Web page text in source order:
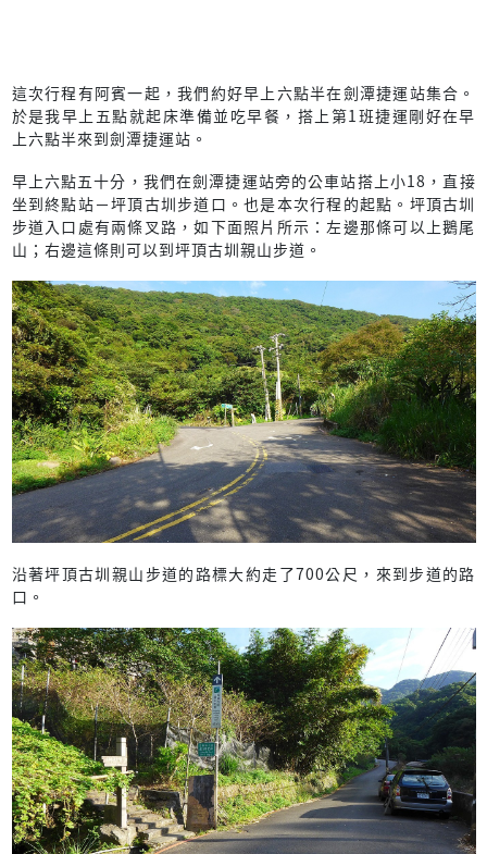
這次行程有阿賓一起，我們約好早上六點半在劍潭捷運站集合。
於是我早上五點就起床準備並吃早餐，搭上第1班捷運剛好在早
上六點半來到劍潭捷運站。
早上六點五十分，我們在劍潭捷運站旁的公車站搭上小18，直接
坐到終點站－坪頂古圳步道口。也是本次行程的起點。坪頂古圳
步道入口處有兩條叉路，如下面照片所示：左邊那條可以上鵝尾
山；右邊這條則可以到坪頂古圳親山步道。
沿著坪頂古圳親山步道的路標大約走了700公尺，來到步道的路
口。